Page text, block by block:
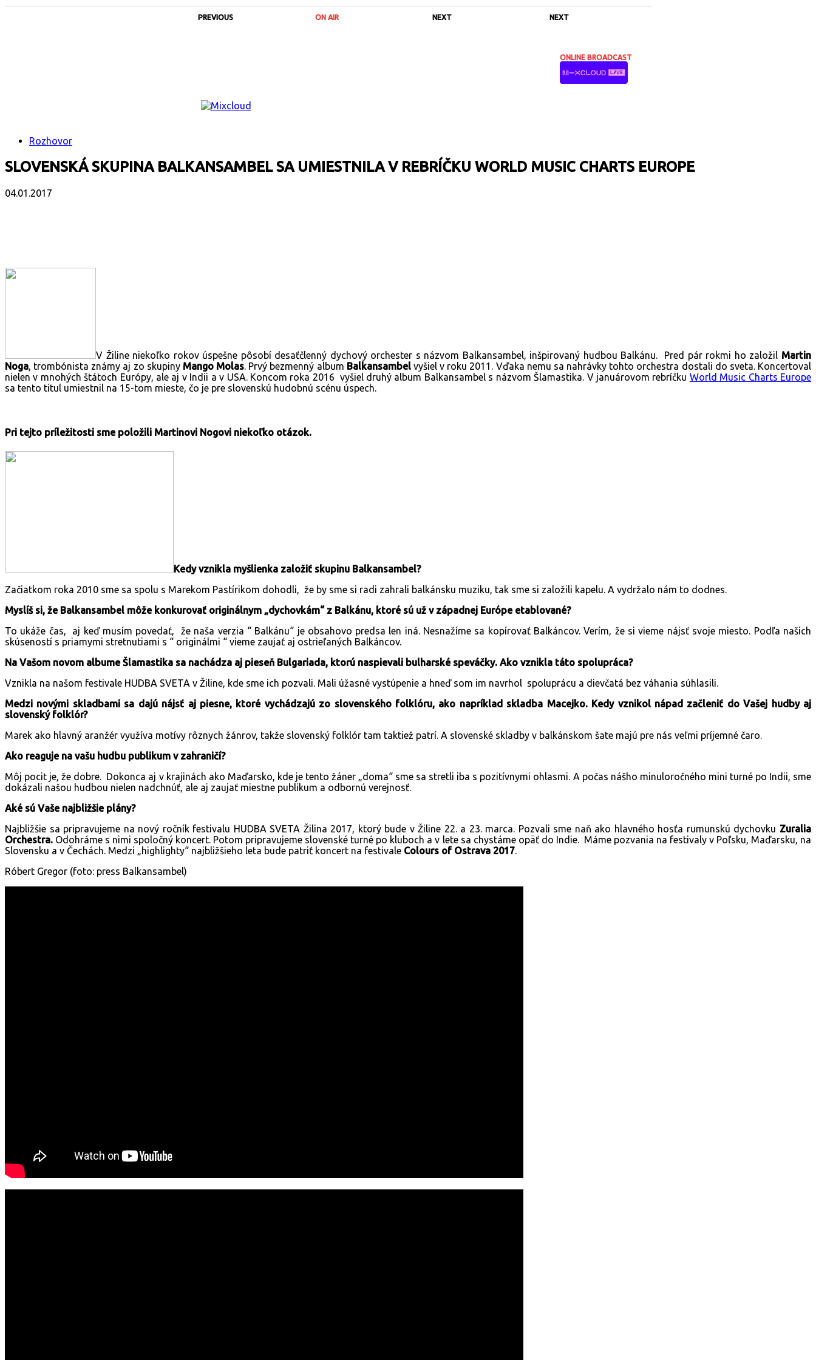
PREVIOUS ON AIR NEXT NEXT
ONLINE BROADCAST
Rozhovor
SLOVENSKÁ SKUPINA BALKANSAMBEL SA UMIESTNILA V REBRÍČKU WORLD MUSIC CHARTS EUROPE
04.01.2017
V Žiline niekoľko rokov úspešne pôsobí desaťčlenný dychový orchester s názvom Balkansambel, inšpirovaný hudbou Balkánu. Pred pár rokmi ho založil Martin
Noga, trombónista známy aj zo skupiny Mango Molas. Prvý bezmenný album Balkansambelvyšiel v roku 2011. Vďaka nemu sa nahrávky tohto orchestra dostali do sveta. Koncertoval
nielen v mnohých štátoch Európy, ale aj v Indii a v USA. Koncom roka 2016 vyšiel druhý album Balkansambel s názvom Šlamastika. V januárovom rebríčku World Music Charts Europe
sa tento titul umiestnil na 15-tom mieste, čo je pre slovenskú hudobnú scénu úspech.
Pri tejto príležitosti sme položili Martinovi Nogovi niekoľko otázok.
Kedy vznikla myšlienka založiť skupinu Balkansambel?
Začiatkom roka 2010 sme sa spolu s Marekom Pastírikom dohodli, že by sme si radi zahrali balkánsku muziku, tak sme si založili kapelu. A vydržalo nám to dodnes.
Myslíš si, že Balkansambel môže konkurovať originálnym „dychovkám“ z Balkánu, ktoré sú už v západnej Európe etablované?
To ukáže čas, aj keď musím povedať, že naša verzia “ Balkánu“ je obsahovo predsa len iná. Nesnažíme sa kopírovať Balkáncov. Verím, že si vieme nájsť svoje miesto. Podľa našich
skúseností s priamymi stretnutiami s “ originálmi “ vieme zaujať aj ostrieľaných Balkáncov.
Na Vašom novom albume Šlamastika sa nachádza aj pieseň Bulgariada, ktorú naspievali bulharské speváčky. Ako vznikla táto spolupráca?
Vznikla na našom festivale HUDBA SVETA v Žiline, kde sme ich pozvali. Mali úžasné vystúpenie a hneď som im navrhol spoluprácu a dievčatá bez váhania súhlasili.
Medzi novými skladbami sa dajú nájsť aj piesne, ktoré vychádzajú zo slovenského folklóru, ako napríklad skladba Macejko. Kedy vznikol nápad začleniť do Vašej hudby aj
slovenský folklór?
Marek ako hlavný aranžér využíva motívy rôznych žánrov, takže slovenský folklór tam taktiež patrí. A slovenské skladby v balkánskom šate majú pre nás veľmi príjemné čaro.
Ako reaguje na vašu hudbu publikum v zahraničí?
Môj pocit je, že dobre. Dokonca aj v krajinách ako Maďarsko, kde je tento žáner „doma“ sme sa stretli iba s pozitívnymi ohlasmi. A počas nášho minuloročného mini turné po Indii, sme
dokázali našou hudbou nielen nadchnúť, ale aj zaujať miestne publikum a odbornú verejnosť.
Aké sú Vaše najbližšie plány?
Najbližšie sa pripravujeme na nový ročník festivalu HUDBA SVETA Žilina 2017, ktorý bude v Žiline 22. a 23. marca. Pozvali sme naň ako hlavného hosťa rumunskú dychovku Zuralia
Orchestra. Odohráme s nimi spoločný koncert. Potom pripravujeme slovenské turné po kluboch a v lete sa chystáme opäť do Indie. Máme pozvania na festivaly v Poľsku, Maďarsku, na
Slovensku a v Čechách. Medzi „highlighty“ najbližšieho leta bude patriť koncert na festivale Colours of Ostrava 2017.
Róbert Gregor (foto: press Balkansambel)